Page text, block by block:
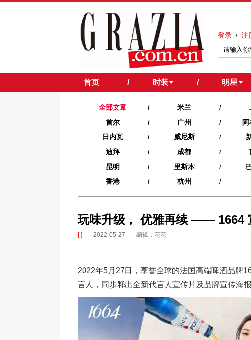
登录 / 注
首页 / 时装 / 明星
全部文章 / 米兰 /
首尔 / 广州 /
日内瓦 / 威尼斯 /
迪拜 / 成都 /
昆明 / 里斯本 /
香港 / 杭州 /
玩味升级， 优雅再续 —— 1664
[ ] 2022-05-27 编辑：花花
2022年5月27日，享誉全球的法国高端啤酒品牌
言人，同步释出全新代言人宣传片及品牌宣传海报